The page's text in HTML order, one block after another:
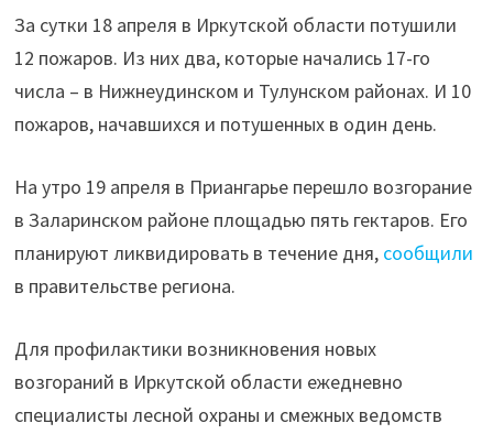
области
за
сутки
18
За сутки 18 апреля в Иркутской области потушили
12 пожаров. Из них два, которые начались 17-го
числа – в Нижнеудинском и Тулунском районах. И 10
пожаров, начавшихся и потушенных в один день.
На утро 19 апреля в Приангарье перешло возгорание
в Заларинском районе площадью пять гектаров. Его
планируют ликвидировать в течение дня, сообщили
в правительстве региона.
Для профилактики возникновения новых
возгораний в Иркутской области ежедневно
специалисты лесной охраны и смежных ведомств